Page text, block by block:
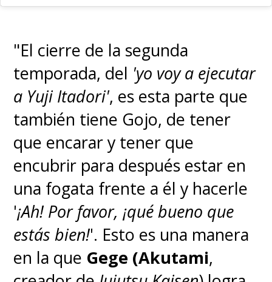
"El cierre de la segunda
temporada, del 'yo voy a ejecutar
a Yuji Itadori', es esta parte que
también tiene Gojo, de tener
que encarar y tener que
encubrir para después estar en
una fogata frente a él y hacerle
'¡Ah! Por favor, ¡qué bueno que
estás bien!'. Esto es una manera
en la que Gege (Akutami,